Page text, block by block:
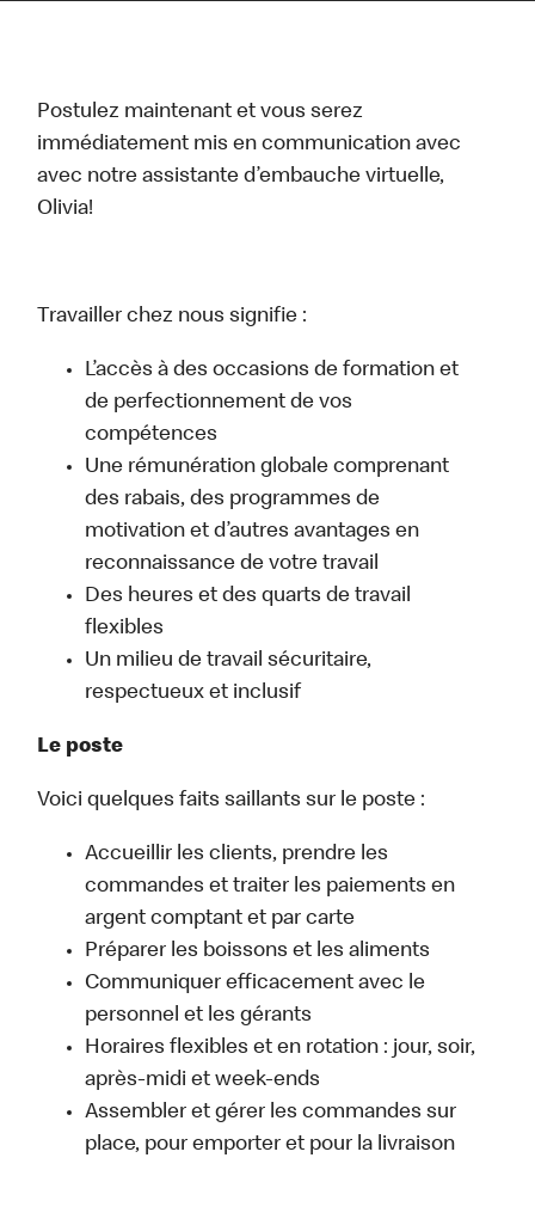
Postulez maintenant et vous serez
immédiatement mis en communication avec
avec notre assistante d’embauche virtuelle,
Olivia!
Travailler chez nous signifie :
L’accès à des occasions de formation et
de perfectionnement de vos
compétences
Une rémunération globale comprenant
des rabais, des programmes de
motivation et d’autres avantages en
reconnaissance de votre travail
Des heures et des quarts de travail
flexibles
Un milieu de travail sécuritaire,
respectueux et inclusif
Le poste
Voici quelques faits saillants sur le poste :
Accueillir les clients, prendre les
commandes et traiter les paiements en
argent comptant et par carte
Préparer les boissons et les aliments
Communiquer efficacement avec le
personnel et les gérants
Horaires flexibles et en rotation : jour, soir,
après-midi et week-ends
Assembler et gérer les commandes sur
place, pour emporter et pour la livraison